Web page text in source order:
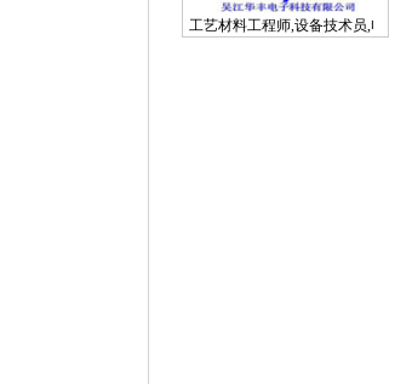
工艺材料工程师,设备技术员,电子